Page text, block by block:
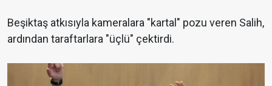
Beşiktaş atkısıyla kameralara "kartal" pozu veren Salih,
ardından taraftarlara "üçlü" çektirdi.